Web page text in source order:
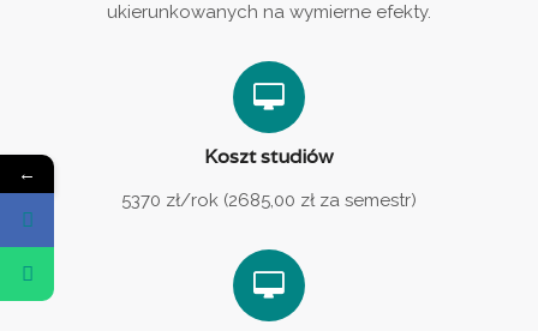
ukierunkowanych na wymierne efekty.
Koszt studiów
5370 zł/rok (2685,00 zł za semestr)
←